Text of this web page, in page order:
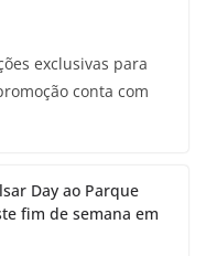
exclusivas para
conta com
Day ao Parque
fim de semana em